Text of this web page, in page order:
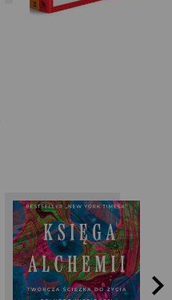
Jaouad Suleika